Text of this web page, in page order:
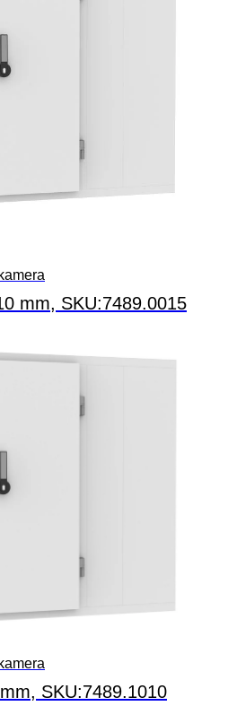
mm, SKU:7489.0015
SKU:7489.1010